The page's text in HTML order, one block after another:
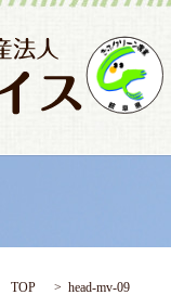
TOP head-mv-09